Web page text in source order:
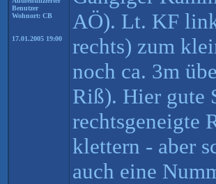
Benutzer
Wohnort: CB
17.01.2005 19:00
AÖ). Lt. KF
rechts) zum
noch ca. 3m
Riß). Hier gute
rechtsgeneigte
klettern - aber
auch eine